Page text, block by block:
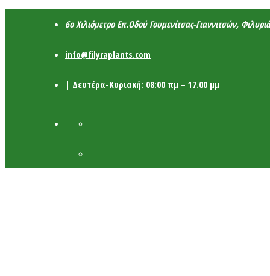
6ο Χιλιόμετρο Επ.Οδού Γουμενίτσας-Γιαννιτσών,
info@filyraplants.com
| Δευτέρα-Κυριακή: 08:00 πμ – 17.00 μμ